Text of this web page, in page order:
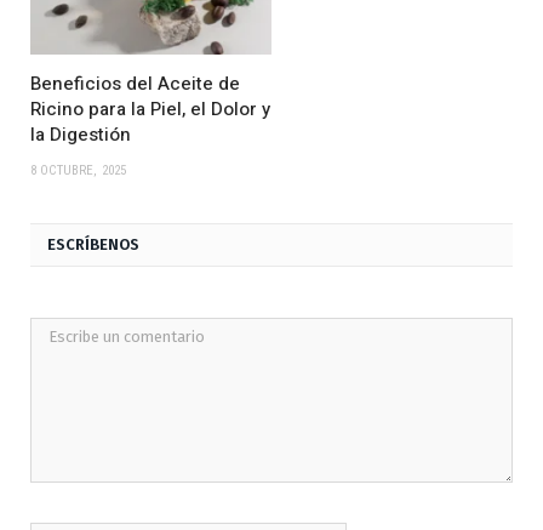
Beneficios del Aceite de
Ricino para la Piel, el Dolor y
la Digestión
8 OCTUBRE, 2025
ESCRÍBENOS